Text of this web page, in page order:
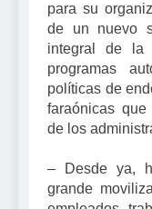
para su
de un nuevo
integral de la
programas
políticas de
faraónicas
de los
– Desde ya,
grande